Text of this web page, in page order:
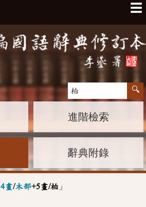
☰
進階檢索
辭典附錄
4畫/木部+5畫/柏 」